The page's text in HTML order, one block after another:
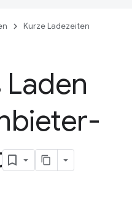
Kurze Ladezeiten